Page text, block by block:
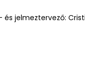
és jelmeztervező: